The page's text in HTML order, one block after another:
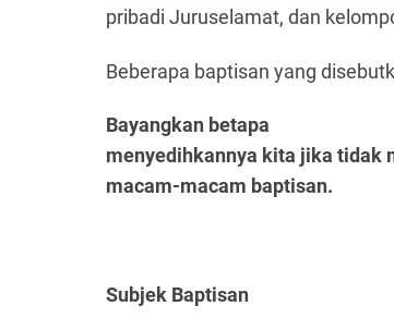
pribadi Juruselamat, dan
Beberapa baptisan yang
Bayangkan betapa
menyedihkannya kita jika tidak
macam-macam baptisan.
Subjek Baptisan